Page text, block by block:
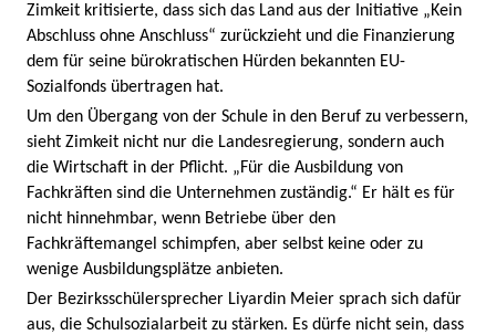
Zimkeit kritisierte, dass sich das Land aus der Initiative „Kein
Abschluss ohne Anschluss“ zurückzieht und die Finanzierung
dem für seine bürokratischen Hürden bekannten EU-
Sozialfonds übertragen hat.
Um den Übergang von der Schule in den Beruf zu verbessern,
sieht Zimkeit nicht nur die Landesregierung, sondern auch
die Wirtschaft in der Pflicht. „Für die Ausbildung von
Fachkräften sind die Unternehmen zuständig.“ Er hält es für
nicht hinnehmbar, wenn Betriebe über den
Fachkräftemangel schimpfen, aber selbst keine oder zu
wenige Ausbildungsplätze anbieten.
Der Bezirksschülersprecher Liyardin Meier sprach sich dafür
aus, die Schulsozialarbeit zu stärken. Es dürfe nicht sein, dass